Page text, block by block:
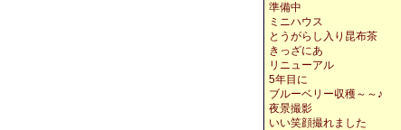
準備中
ミニハウス
とうがらし入り昆布茶
きっざにあ
リニューアル
5年目に
ブルーベリー収穫～～♪
夜景撮影
いい笑顔撮れました